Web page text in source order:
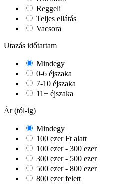
Reggeli
Teljes ellátás
Vacsora
Utazás időtartam
Mindegy
0-6 éjszaka
7-10 éjszaka
11+ éjszaka
Ár (tól-ig)
Mindegy
100 ezer Ft alatt
100 ezer - 300 ezer
300 ezer - 500 ezer
500 ezer - 800 ezer
800 ezer felett